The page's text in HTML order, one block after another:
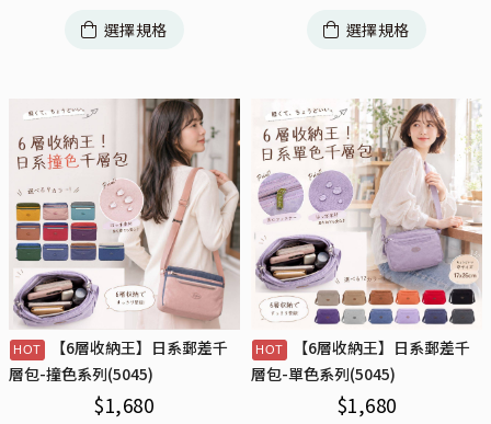
選擇規格 選擇規格
【6層收納王】日系郵差千
層包-撞色系列(5045)
$1,680
【6層收納王】日系郵差千
層包-單色系列(5045)
$1,680